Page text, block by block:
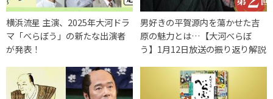
横浜流星 主演、2025年大河ドラ
マ「べらぼう」の新たな出演者
が発表！
男好きの平賀源内を蕩かせた吉
原の魅力とは…【大河べらぼ
う】1月12日放送の振り返り解説